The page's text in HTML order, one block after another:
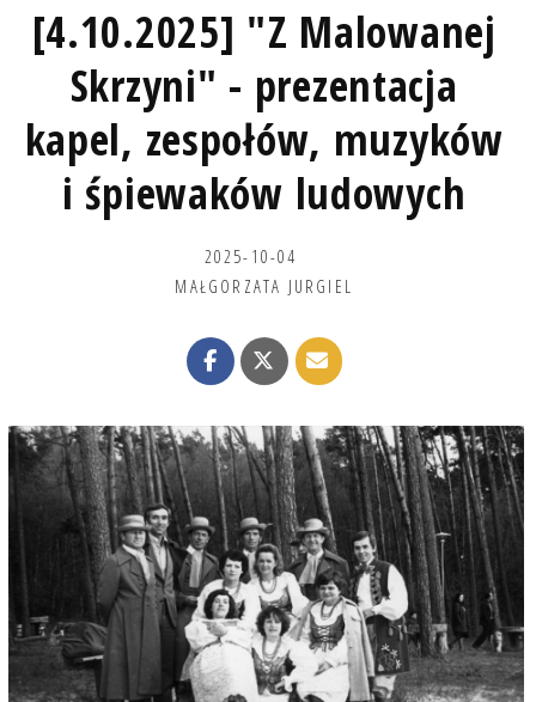
[4.10.2025] "Z Malowanej
Skrzyni" - prezentacja
kapel, zespołów, muzyków
i śpiewaków ludowych
2025-10-04
MAŁGORZATA JURGIEL